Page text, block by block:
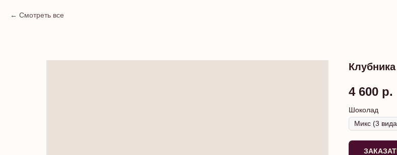
Смотреть все
4 600 р.
Шоколад